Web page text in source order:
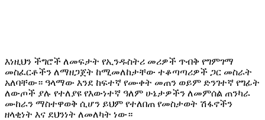
እነዚህን ችግሮች ለመፍታት የኢንዱስትሪ መሪዎች ጥብቅ የግምገማ
መስፈርቶችን ለማዘጋጀት ከሚመለከታቸው ተቆጣጣሪዎች ጋር መስራት
አለባቸው። ዓላማው እንደ ከፍተኛ የሙቀት መጠን ወይም ድንገተኛ የግፊት
ለውጦች ያሉ የተለያዩ የእውነተኛ ዓለም ሁኔታዎችን ለመምሰል ጠንካራ
ሙከራን ማስተዋወቅ ሲሆን ይህም የተለበጠ የመስታወት ሽፋኖችን
ዘላቂነት እና ደህንነት ለመለካት ነው።